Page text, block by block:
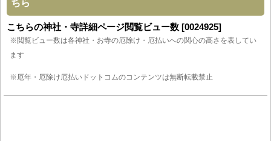
ちら
こちらの神社・寺詳細ページ閲覧ビュー数 [0024925]
※閲覧ビュー数は各神社・お寺の厄除け・厄払いへの関心の高さを表してい
ます
※厄年・厄除け厄払いドットコムのコンテンツは無断転載禁止